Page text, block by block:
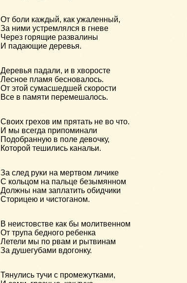
От боли каждый, как ужаленный,
За ними устремлялся в гневе
Через горящие развалины
И падающие деревья.
Деревья падали, и в хворосте
Лесное пламя бесновалось.
От этой сумасшедшей скорости
Все в памяти перемешалось.
Своих грехов им прятать не во что.
И мы всегда припоминали
Подобранную в поле девочку,
Которой тешились канальи.
За след руки на мертвом личике
С кольцом на пальце безымянном
Должны нам заплатить обидчики
Сторицею и чистоганом.
В неистовстве как бы молитвенном
От трупа бедного ребенка
Летели мы по рвам и рытвинам
За душегубами вдогонку.
Тянулись тучи с промежутками,